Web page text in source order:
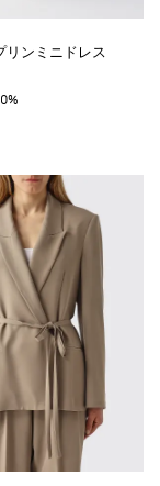
リンミニドレス